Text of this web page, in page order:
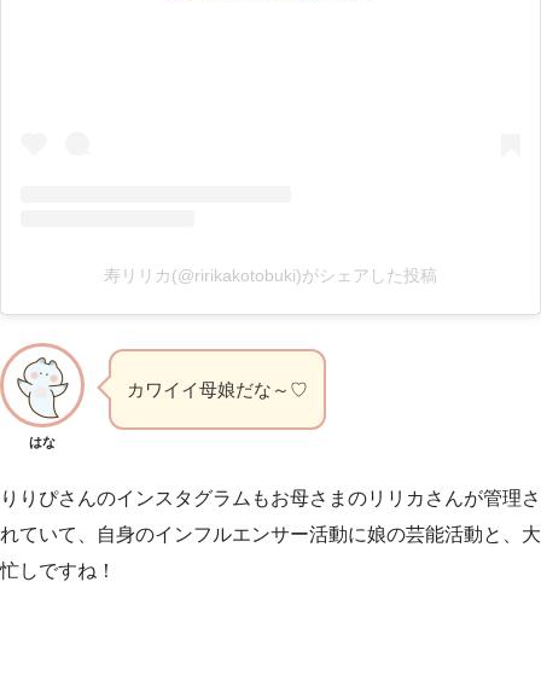
寿リリカ(@ririkakotobuki)がシェアした投稿
はな
カワイイ母娘だな～♡
りりぴさんのインスタグラムもお母さまのリリカさんが管理さ
れていて、自身のインフルエンサー活動に娘の芸能活動と、大
忙しですね！